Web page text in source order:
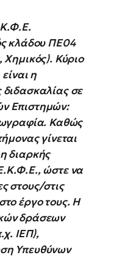
κλάδου ΠΕ04
Χημικός). Κύριο
η
διδασκαλίας σε
Επιστημών:
Καθώς
γίνεται
διαρκής
ώστε να
στους/στις
έργο τους. Η
δράσεων
ΙΕΠ),
Υπευθύνων